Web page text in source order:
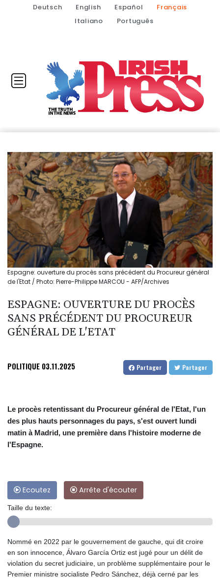
Deutsch English Español
Français
Italiano
Português
Espagne: ouverture du procès sans précédent du Procureur général
de l'Etat / Photo: Pierre-Philippe MARCOU - AFP/Archives
ESPAGNE: OUVERTURE DU PROCÈS
SANS PRÉCÉDENT DU PROCUREUR
GÉNÉRAL DE L'ETAT
POLITIQUE 03.11.2025 Partager Partager
Le procès retentissant du Procureur général de l'Etat, l'un
des plus hauts personnages du pays, s'est ouvert lundi
matin à Madrid, une première dans l'histoire moderne de
l'Espagne.
Ecoutez Arrête d'écouter
Taille du texte:
Nommé en 2022 par le gouvernement de gauche, qui dit croire
en son innocence, Álvaro García Ortiz est jugé pour un délit de
violation du secret judiciaire, un problème supplémentaire pour le
Premier ministre socialiste Pedro Sánchez, déjà cerné par les